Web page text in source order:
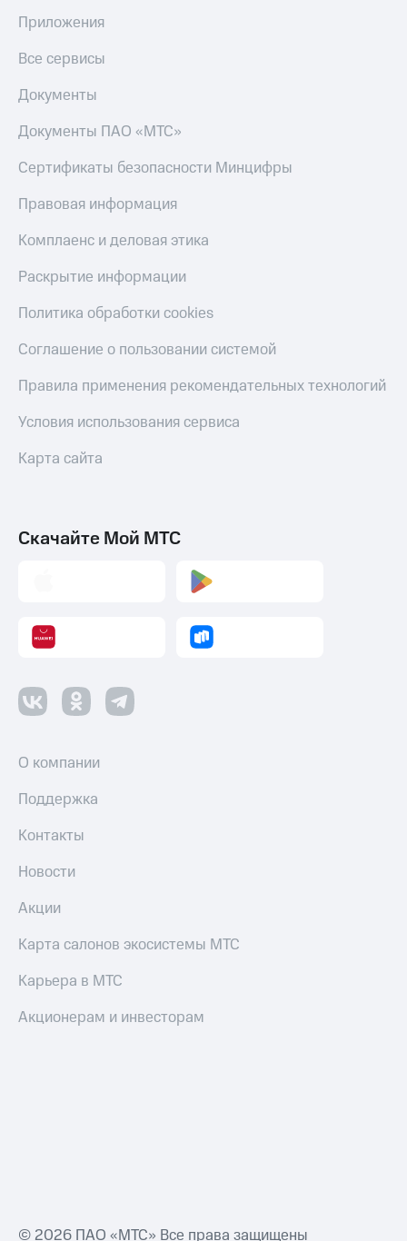
Приложения
Все сервисы
Документы
Документы ПАО «МТС»
Сертификаты безопасности Минцифры
Правовая информация
Комплаенс и деловая этика
Раскрытие информации
Политика обработки cookies
Соглашение о пользовании системой
Правила применения рекомендательных технологий
Условия использования сервиса
Карта сайта
Скачайте Мой МТС
О компании
Поддержка
Контакты
Новости
Акции
Карта салонов экосистемы МТС
Карьера в МТС
Акционерам и инвесторам
© 2026 ПАО «МТС» Все права защищены